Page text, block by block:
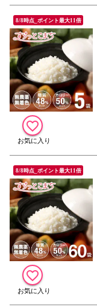
8/8時点_ポイント最大11倍
8/8時点_ポイント最大11倍